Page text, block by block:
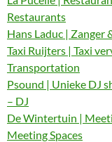
Restaurants
Hans Laduc | Zanger
Taxi Ruijters | Taxi
Transportation
Psound | Unieke DJ
– DJ
De Wintertuin |
Meeting Spaces